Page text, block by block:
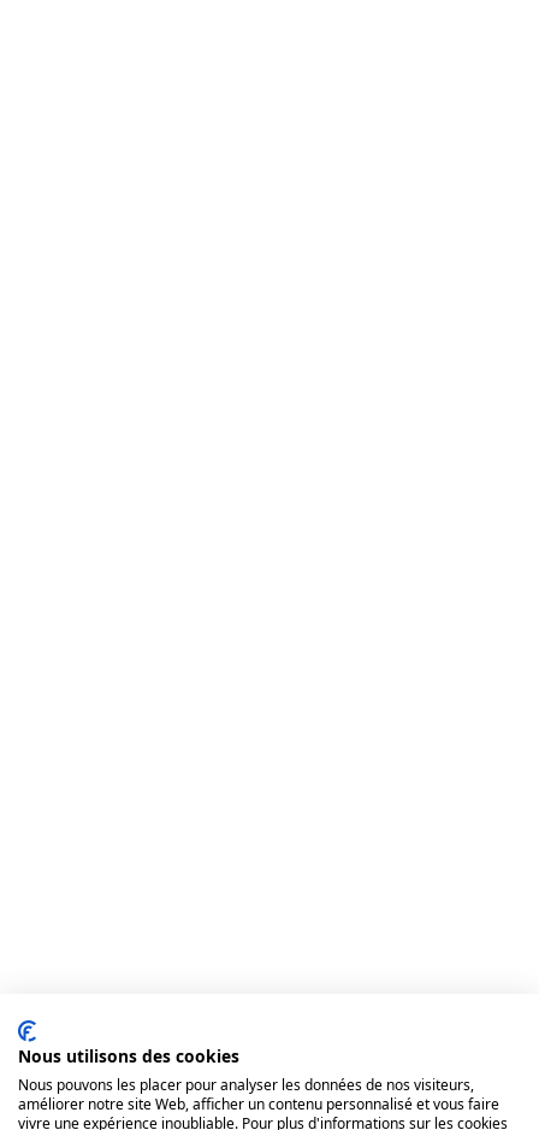
Nous utilisons des cookies
Nous pouvons les placer pour analyser les données de nos visiteurs,
améliorer notre site Web, afficher un contenu personnalisé et vous faire
vivre une expérience inoubliable. Pour plus d'informations sur les cookies